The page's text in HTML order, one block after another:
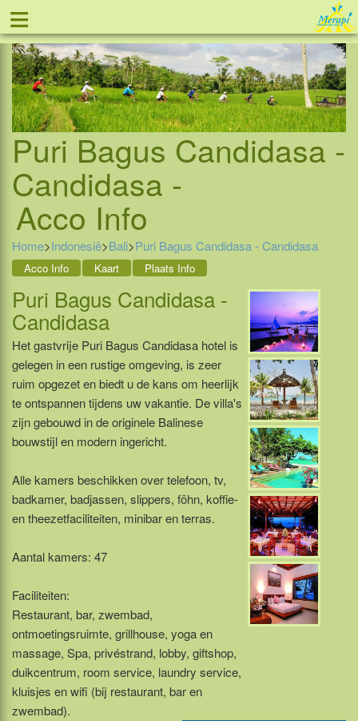
≡ Tel: 088 - 81 11 999
Puri Bagus Candidasa -
Candidasa -
Acco Info
Home>Indonesië>Bali>Puri Bagus Candidasa - Candidasa
Acco Info Kaart Plaats Info
Puri Bagus Candidasa -
Candidasa
Het gastvrije Puri Bagus Candidasa hotel is
gelegen in een rustige omgeving, is zeer
ruim opgezet en biedt u de kans om heerlijk
te ontspannen tijdens uw vakantie. De villa's
zijn gebouwd in de originele Balinese
bouwstijl en modern ingericht.
Alle kamers beschikken over telefoon, tv,
badkamer, badjassen, slippers, föhn, koffie-
en theezetfaciliteiten, minibar en terras.
Aantal kamers: 47
Faciliteiten:
Restaurant, bar, zwembad,
ontmoetingsruimte, grillhouse, yoga en
massage, Spa, privéstrand, lobby, giftshop,
duikcentrum, room service, laundry service,
kluisjes en wifi (bij restaurant, bar en
zwembad).